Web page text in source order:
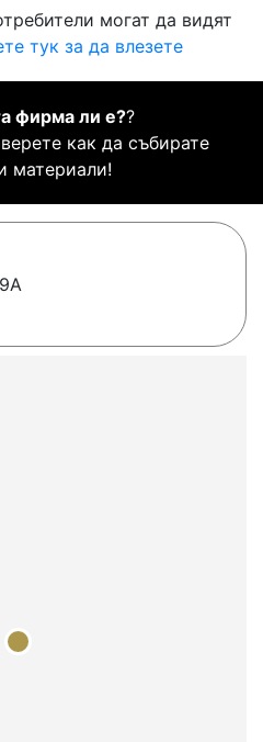
могат да видят
тук за да влезете
фирма ли е??
как да събирате
материали!